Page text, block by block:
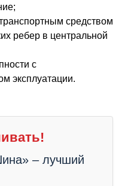
средством
ребер в центральной
с
эксплуатации.
– лучший